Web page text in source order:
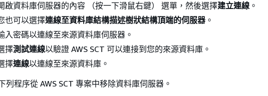
啟資料庫伺服器的內容 （按一下滑鼠右鍵） 選單，然後選擇建立連線 。
也可以選擇連線至資料庫結構描述樹狀結構頂端的伺服器 。
入密碼以連線至來源資料庫伺服器。
擇測試連線以驗證 AWS SCT 可以連接到您的來源資料庫。
擇連線以連線至來源資料庫。
列程序從 AWS SCT 專案中移除資料庫伺服器。